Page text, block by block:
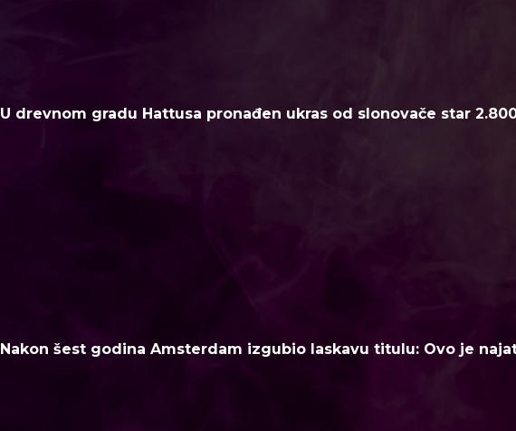
U drevnom gradu Hattusa pronađen ukras od slonovače star
Nakon šest godina Amsterdam izgubio laskavu titulu: Ovo je